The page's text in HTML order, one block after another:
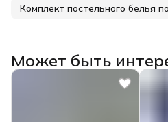
Комплект постельного белья
Может быть